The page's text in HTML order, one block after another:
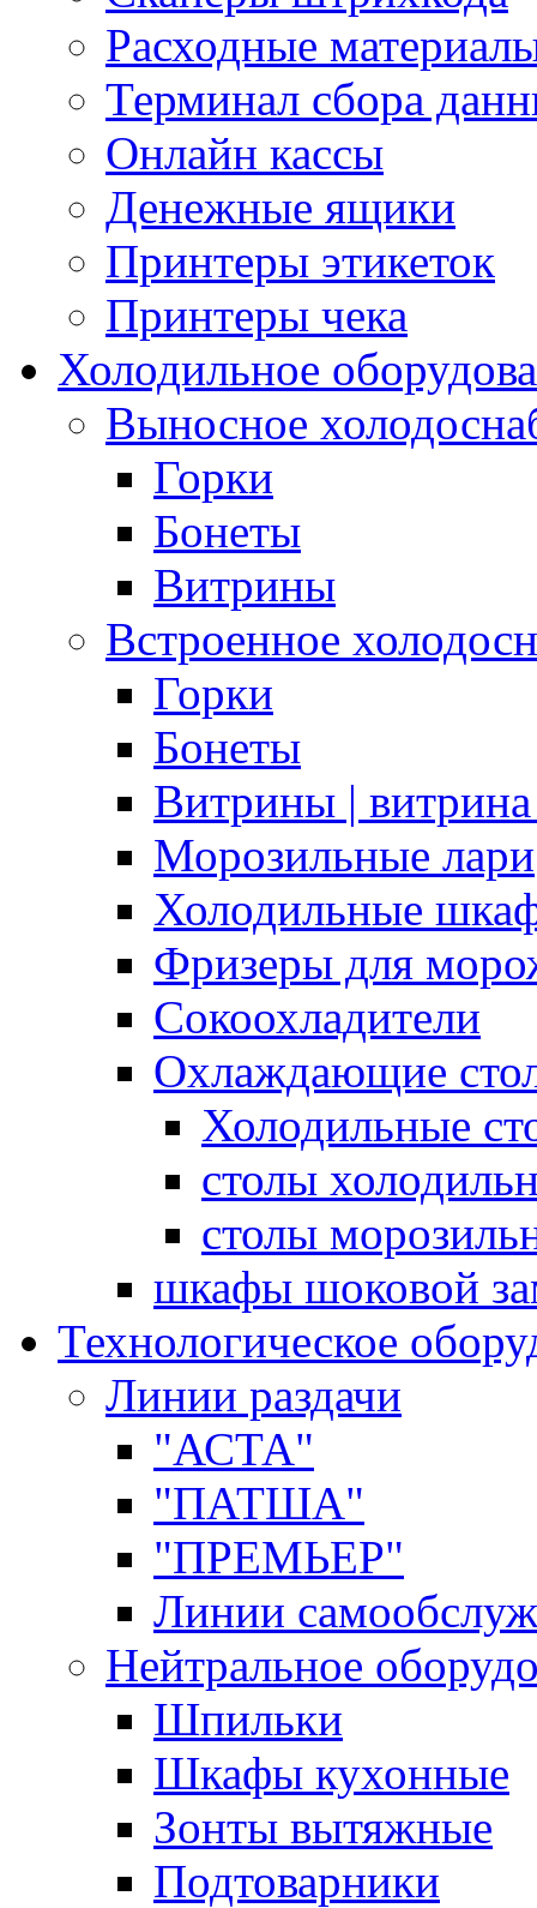
Расходные
Терминал сбора
Онлайн кассы
Денежные ящики
Принтеры этикеток
Принтеры чека
Холодильное
Выносное
Горки
Бонеты
Витрины
Встроенное
Горки
Бонеты
Витрины | витрина
Морозильные лари
Холодильные
Фризеры для
Сокоохладители
Охлаждающие
Холодильные
столы
столы
шкафы шоковой
Технологическое
Линии раздачи
"АСТА"
"ПАТША"
"ПРЕМЬЕР"
Линии
Нейтральное
Шпильки
Шкафы кухонные
Зонты вытяжные
Подтоварники